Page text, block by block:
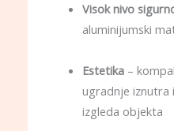
Visok nivo
aluminijumski
Estetika–
ugradnje iznutra
izgleda objekta